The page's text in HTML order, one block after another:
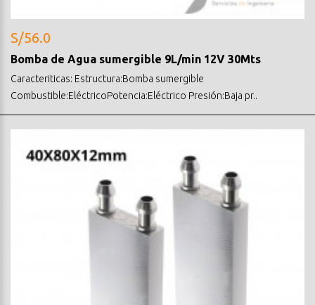
S/56.0
Bomba de Agua sumergible 9L/min 12V 30Mts
Caracteriticas: Estructura:Bomba sumergible
Combustible:EléctricoPotencia:Eléctrico Presión:Baja pr..